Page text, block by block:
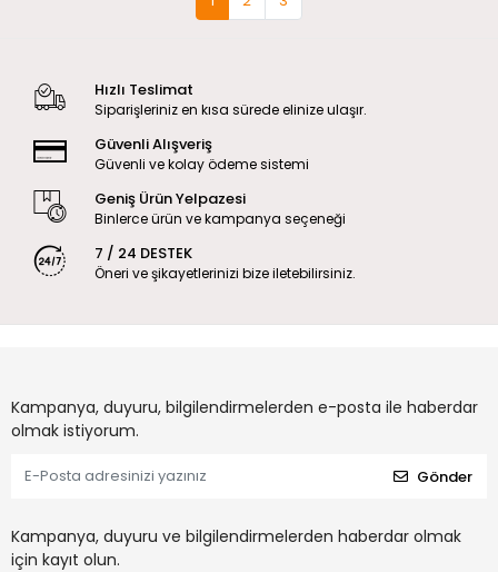
Hızlı Teslimat
Siparişleriniz en kısa sürede elinize ulaşır.
Güvenli Alışveriş
Güvenli ve kolay ödeme sistemi
Geniş Ürün Yelpazesi
Binlerce ürün ve kampanya seçeneği
7 / 24 DESTEK
Öneri ve şikayetlerinizi bize iletebilirsiniz.
Kampanya, duyuru, bilgilendirmelerden e-posta ile haberdar
olmak istiyorum.
Gönder
Kampanya, duyuru ve bilgilendirmelerden haberdar olmak
için kayıt olun.